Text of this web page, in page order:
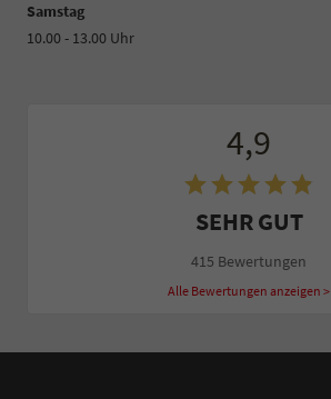
Samstag
10.00 - 13.00 Uhr
4,9
SEHR GUT
415 Bewertungen
Alle Bewertungen anzeigen >